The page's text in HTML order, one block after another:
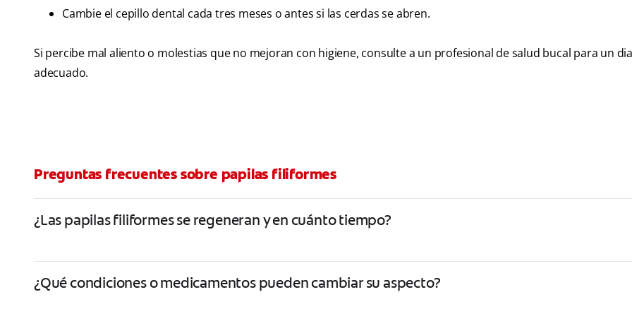
Cambie el cepillo dental cada tres meses o antes si las cerdas se abren.
Si percibe mal aliento o molestias que no mejoran con higiene, consulte a un profesional de salud bucal para un
adecuado.
Preguntas frecuentes sobre papilas filiformes
¿Las papilas filiformes se regeneran y en cuánto tiempo?
¿Qué condiciones o medicamentos pueden cambiar su aspecto?